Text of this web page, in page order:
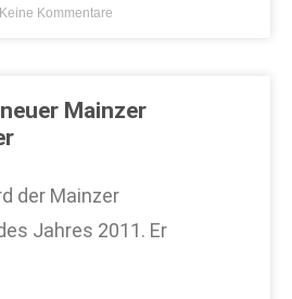
Keine Kommentare
Mainzer
der Mainzer
Jahres 2011. Er